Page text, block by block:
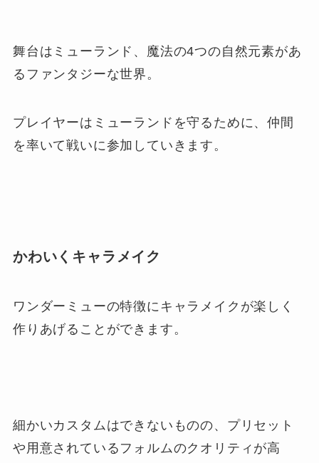
舞台はミューランド、魔法の4つの自然元素があ
るファンタジーな世界。
プレイヤーはミューランドを守るために、仲間
を率いて戦いに参加していきます。
かわいくキャラメイク
ワンダーミューの特徴にキャラメイクが楽しく
作りあげることができます。
細かいカスタムはできないものの、プリセット
や用意されているフォルムのクオリティが高